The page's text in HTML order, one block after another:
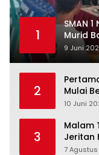
1
SMAN
Murid
9 Juni
2
Mulai
10 Juni
3
Malam
Jeritan
Tengah
7